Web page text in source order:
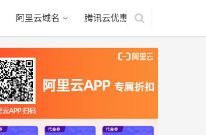
阿里云域名 腾讯云优惠